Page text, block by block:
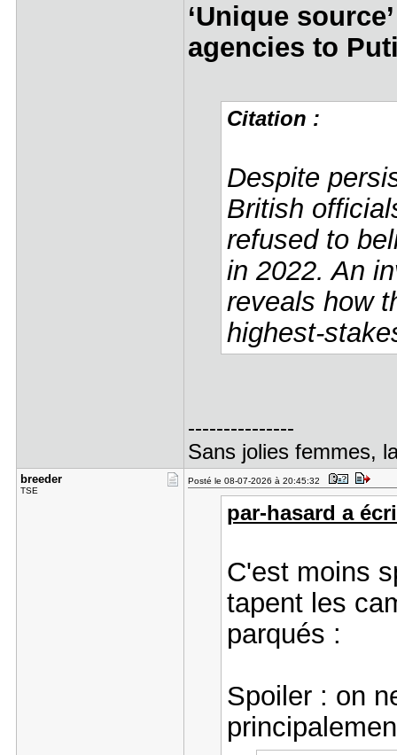
‘Unique
agencies to
Citation :
Despite
British
refused to
in 2022. An
reveals how
highest-
---------------
Sans jolies femmes,
breeder
TSE
Posté le 08-07-2026 à 20:45:32
par-hasard a
C'est moins
tapent les
parqués :
Spoiler : on